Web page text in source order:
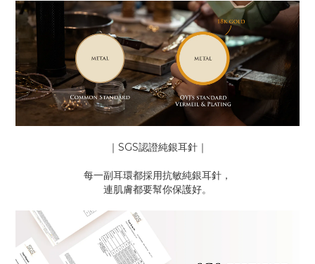
｜SGS認證純銀耳針｜
每一副耳環都採用抗敏純銀耳針，
連肌膚都要幫你保護好。